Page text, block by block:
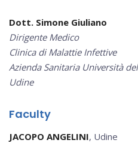
Dott. Simone Giuliano
Dirigente Medico
Clinica di Malattie Infettive
Azienda Sanitaria Università
Udine
Faculty
JACOPO ANGELINI, Udine